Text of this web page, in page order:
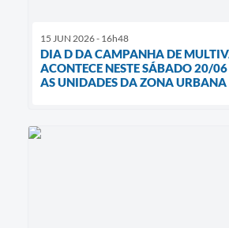
15 JUN 2026 - 16h48
DIA D DA CAMPANHA DE
ACONTECE NESTE SÁBADO 20/
AS UNIDADES DA ZONA URBANA